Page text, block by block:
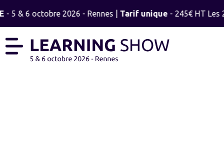
- 5 & 6 octobre 2026 - Rennes | Tarif unique- 245€ HT Les